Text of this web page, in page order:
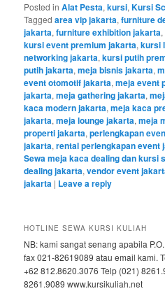
Posted in Alat Pesta,kursi,Kursi
Tagged area vip jakarta,furniture
jakarta,furniture exhibition jakarta,
kursi event premium jakarta,kursi
networking jakarta,kursi putih
putih jakarta,meja bisnis jakarta,
event otomotif jakarta,meja event
jakarta,meja gathering jakarta,
kaca modern jakarta,meja kaca
jakarta,meja lounge jakarta,meja
properti jakarta,perlengkapan
jakarta,rental perlengkapan event
Sewa meja kaca dealing dan kursi
dealing jakarta,vendor event
jakarta | Leave a reply
HOTLINE SEWA KURSI KULIAH
NB: kami sangat senang apabila
fax 021-82619089 atau email kami.
+62 812.8620.3076 Telp (021)
8261.9089 www.kursikuliah.net